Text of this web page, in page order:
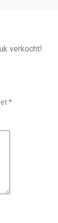
verkocht!
*